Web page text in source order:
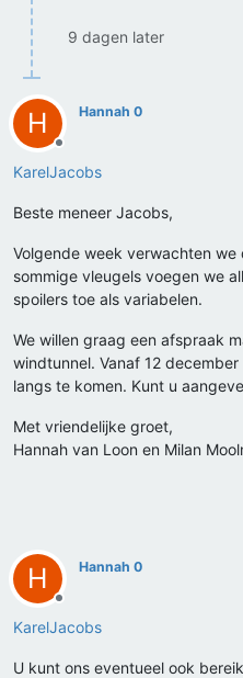
9 dagen later
H
Offline
Hannah 0
KarelJacobs
Beste meneer Jacobs,
Volgende week verwachten
sommige vleugels voegen we
spoilers toe als variabelen.
We willen graag een afspraak
windtunnel. Vanaf 12
langs te komen. Kunt u
Met vriendelijke groet,
Hannah van Loon en Milan
H
Offline
Hannah 0
KarelJacobs
U kunt ons eventueel ook